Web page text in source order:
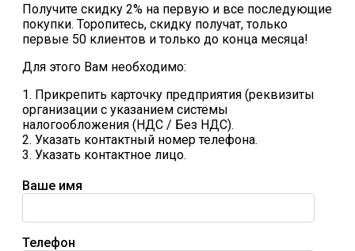
Получите скидку 2% на первую и все последующие
покупки. Торопитесь, скидку получат, только
первые 50 клиентов и только до конца месяца!
Для этого Вам необходимо:
1. Прикрепить карточку предприятия (реквизиты
организации с указанием системы
налогообложения (НДС / Без НДС).
2. Указать контактный номер телефона.
3. Указать контактное лицо.
Ваше имя
Телефон